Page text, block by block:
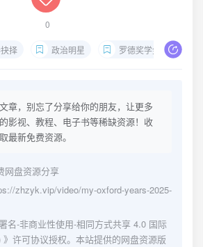
0
择 政治明星 罗德奖学金
章，别忘了分享给你的朋友，让更多
影视、教程、电子书等稀缺资源！收
最新免费资源。
网盘资源分享
zhzyk.vip/video/my-oxford-years-2025-
名-非商业性使用-相同方式共享 4.0 国际
》许可协议授权。本站提供的网盘资源版